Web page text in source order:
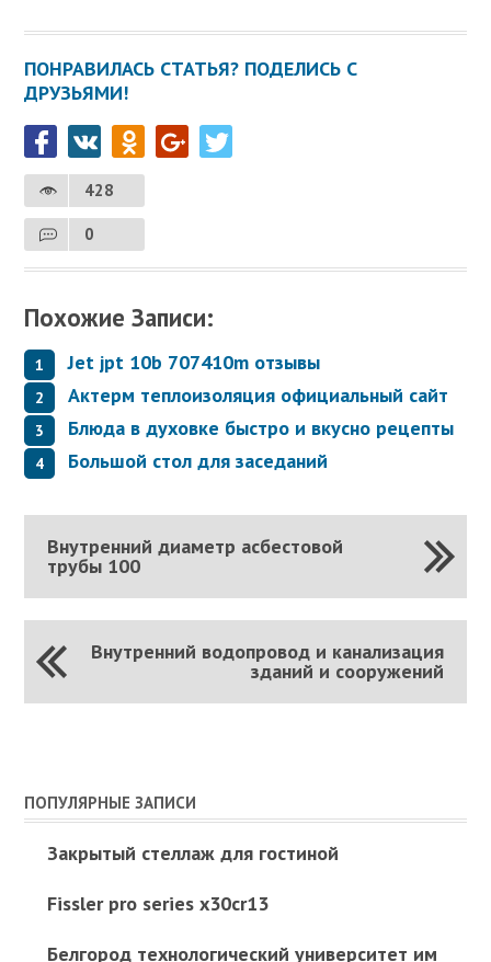
ПОНРАВИЛАСЬ СТАТЬЯ? ПОДЕЛИСЬ С
ДРУЗЬЯМИ!
428
0
Похожие Записи:
Jet jpt 10b 707410m отзывы
Актерм теплоизоляция официальный сайт
Блюда в духовке быстро и вкусно рецепты
Большой стол для заседаний
Внутренний диаметр асбестовой
трубы 100
Внутренний водопровод и канализация
зданий и сооружений
ПОПУЛЯРНЫЕ ЗАПИСИ
Закрытый стеллаж для гостиной
Fissler pro series x30cr13
Белгород технологический университет им